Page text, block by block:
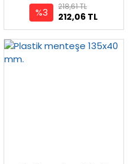
%3 212,06 TL
218,61 TL